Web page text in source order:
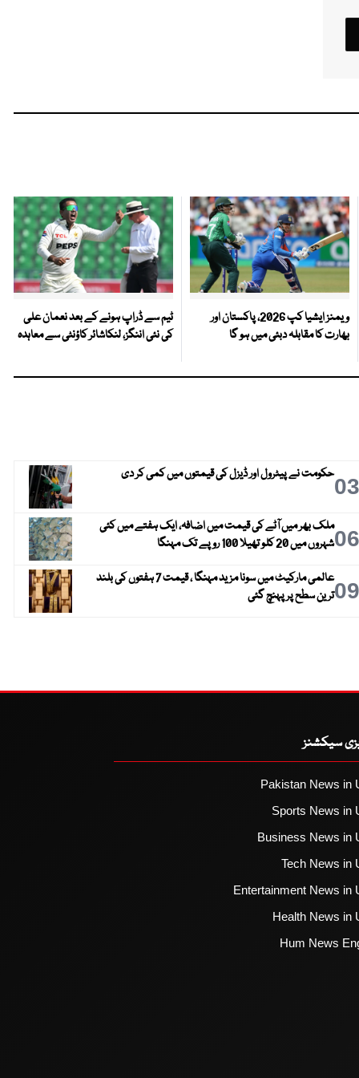
ویمنز ایشیا کپ 2026، پاکستان اور
بھارت کا مقابلہ دبئی میں ہو گا
ٹیم سے ڈراپ ہونے کے بعد نعمان علی
کی نئی اننگز، لنکاشائر کاؤنٹی سے معاہدہ
03حکومت نے پیٹرول اور ڈیزل کی قیمتوں میں کمی کر دی
06ملک بھر میں آٹے کی قیمت میں اضافہ، ایک ہفتے میں کئی
شہروں میں 20 کلو تھیلا 100 روپے تک مہنگا
09
عالمی مارکیٹ میں سونا مزید مہنگا ، قیمت 7 ہفتوں کی بلند
ترین سطح پر پہنچ گئی
سیکشنز
Pakistan News in
Sports News in
Business News in
Tech News in
Entertainment News in
Health News in
Hum News